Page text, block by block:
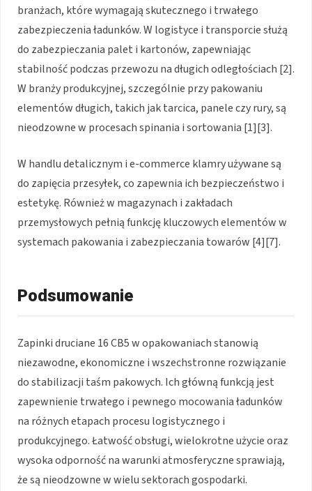
branżach, które wymagają skutecznego i trwałego
zabezpieczenia ładunków. W logistyce i transporcie służą
do zabezpieczania palet i kartonów, zapewniając
stabilność podczas przewozu na długich odległościach [2].
W branży produkcyjnej, szczególnie przy pakowaniu
elementów długich, takich jak tarcica, panele czy rury, są
nieodzowne w procesach spinania i sortowania [1][3].
W handlu detalicznym i e-commerce klamry używane są
do zapięcia przesyłek, co zapewnia ich bezpieczeństwo i
estetykę. Również w magazynach i zakładach
przemysłowych pełnią funkcję kluczowych elementów w
systemach pakowania i zabezpieczania towarów [4][7].
Podsumowanie
Zapinki druciane 16 CB5 w opakowaniach stanowią
niezawodne, ekonomiczne i wszechstronne rozwiązanie
do stabilizacji taśm pakowych. Ich główną funkcją jest
zapewnienie trwałego i pewnego mocowania ładunków
na różnych etapach procesu logistycznego i
produkcyjnego. Łatwość obsługi, wielokrotne użycie oraz
wysoka odporność na warunki atmosferyczne sprawiają,
że są nieodzowne w wielu sektorach gospodarki.